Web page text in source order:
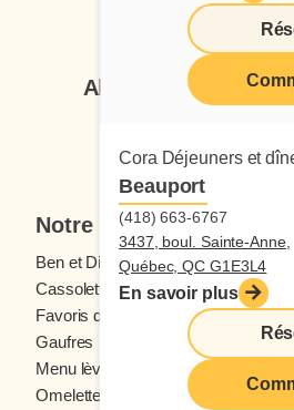
Cora Déjeuners et
Beauport
(418) 663-6767
3437, boul. Sainte-Anne,
Québec, QC G1E3L4
En savoir plus
Suivez-nous
Abonnez-vous à
Notre menu
Ben et Dictine
Cassolettes
Crêpes
Favoris des ados
Fruits
Gaufres
Menu
Menu lève-tôt
Omelettes et Crêpomelettes
Pain